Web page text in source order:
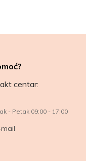
centar:
- Petak 09:00 - 17:00